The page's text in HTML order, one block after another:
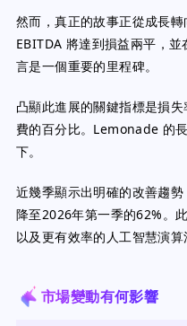
然而，真正的故事正從成長
EBITDA 將達到損益兩平，
言是一個重要的里程碑。
凸顯此進展的關鍵指標是損
費的百分比。Lemonade 的
下。
近幾季顯示出明確的改善趨
降至2026年第一季的62%。
以及更有效率的人工智慧演算
市場變動有何影響